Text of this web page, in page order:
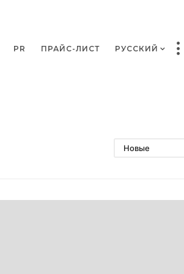
PR ПРАЙС-ЛИСТ РУССКИЙ
Новые